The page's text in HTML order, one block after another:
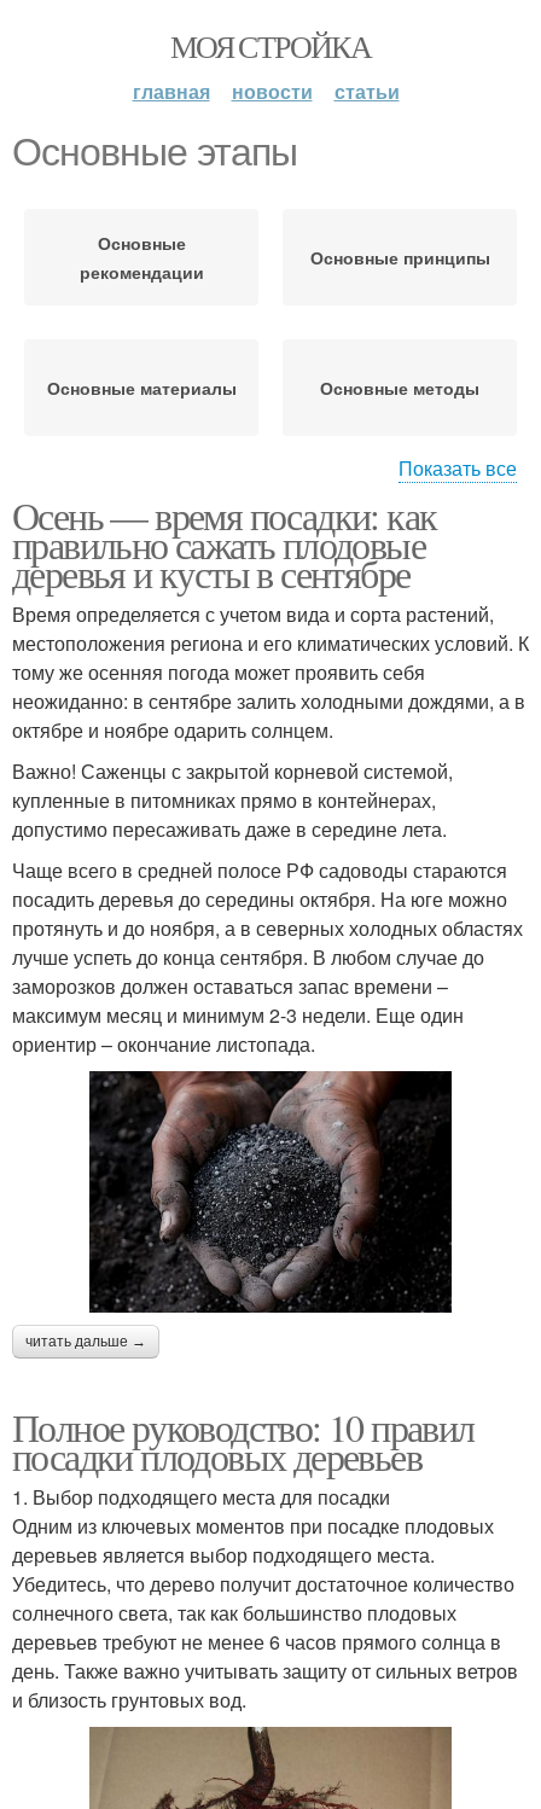
МОЯ СТРОЙКА
главная новости статьи
Основные этапы
Основные
рекомендации
Основные принципы
Основные материалы Основные методы
преимущества
Основные крепления
Показать все
Осень — время посадки: как
правильно сажать плодовые
деревья и кусты в сентябре
Время определяется с учетом вида и сорта растений,
местоположения региона и его климатических условий. К
тому же осенняя погода может проявить себя
неожиданно: в сентябре залить холодными дождями, а в
октябре и ноябре одарить солнцем.
Важно! Саженцы с закрытой корневой системой,
купленные в питомниках прямо в контейнерах,
допустимо пересаживать даже в середине лета.
Чаще всего в средней полосе РФ садоводы стараются
посадить деревья до середины октября. На юге можно
протянуть и до ноября, а в северных холодных областях
лучше успеть до конца сентября. В любом случае до
заморозков должен оставаться запас времени –
максимум месяц и минимум 2-3 недели. Еще один
ориентир – окончание листопада.
читать дальше →
Полное руководство: 10 правил
посадки плодовых деревьев
1. Выбор подходящего места для посадки
Одним из ключевых моментов при посадке плодовых
деревьев является выбор подходящего места.
Убедитесь, что дерево получит достаточное количество
солнечного света, так как большинство плодовых
деревьев требуют не менее 6 часов прямого солнца в
день. Также важно учитывать защиту от сильных ветров
и близость грунтовых вод.